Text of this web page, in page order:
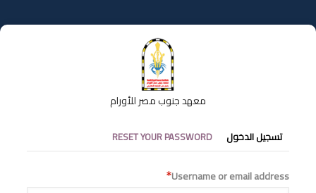
إلى
المحتوى
معهد جنوب مصر للأورام
التبويبات
الأساسية
تسجيل الدخول RESET YOUR PASSWORD
Username or email address